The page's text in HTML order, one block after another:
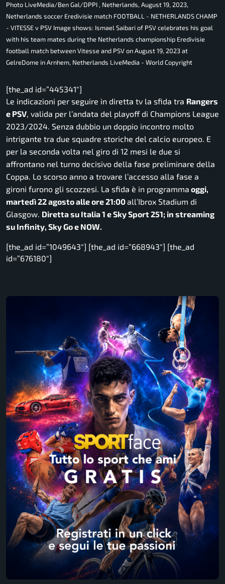
Photo LiveMedia/Ben Gal/DPPI , Netherlands, August 19, 2023,
Netherlands soccer Eredivisie match FOOTBALL - NETHERLANDS CHAMP
- VITESSE v PSV Image shows: Ismael Saibari of PSV celebrates his goal
with his team mates during the Netherlands championship Eredivisie
football match between Vitesse and PSV on August 19, 2023 at
GelreDome in Arnhem, Netherlands LiveMedia - World Copyright
[the_ad id=”445341″]
Le indicazioni per seguire in diretta tv la sfida tra Rangers
e PSV, valida per l’andata del playoff di Champions League
2023/2024. Senza dubbio un doppio incontro molto
intrigante tra due squadre storiche del calcio europeo. E
per la seconda volta nel giro di 12 mesi le due si
affrontano nel turno decisivo della fase preliminare della
Coppa. Lo scorso anno a trovare l’accesso alla fase a
gironi furono gli scozzesi. La sfida è in programma oggi,
martedì 22 agosto alle ore 21:00all’Ibrox Stadium di
Glasgow. Diretta su Italia 1 e Sky Sport 251; in streaming
su Infinity, Sky Go e NOW.
[the_ad id=”1049643″] [the_ad id=”668943″] [the_ad
id=”676180″]